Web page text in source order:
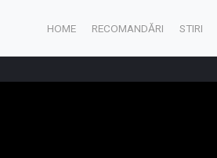
HOME RECOMANDĂRI STIRI